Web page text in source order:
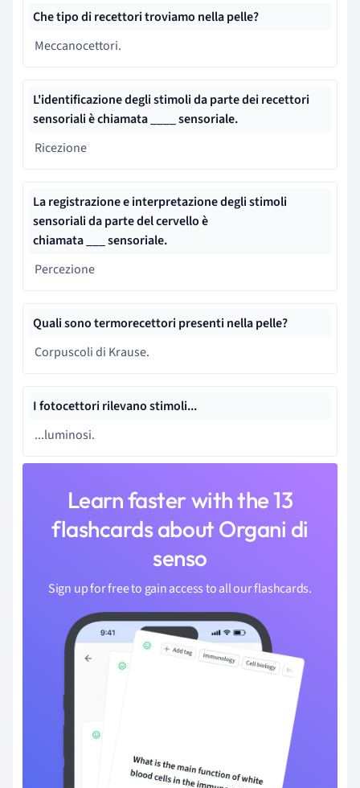
Che tipo di recettori troviamo nella pelle?
Meccanocettori.
L'identificazione degli stimoli da parte dei recettori
sensoriali è chiamata
sensoriale.
Ricezione
La registrazione e interpretazione degli stimoli
sensoriali da parte del cervello è
chiamata
sensoriale.
Percezione
Quali sono termorecettori presenti nella pelle?
Corpuscoli di Krause.
I fotocettori rilevano stimoli...
...luminosi.
Learn faster with the 13
flashcards about Organi di
senso
Sign up for free to gain access to all our flashcards.